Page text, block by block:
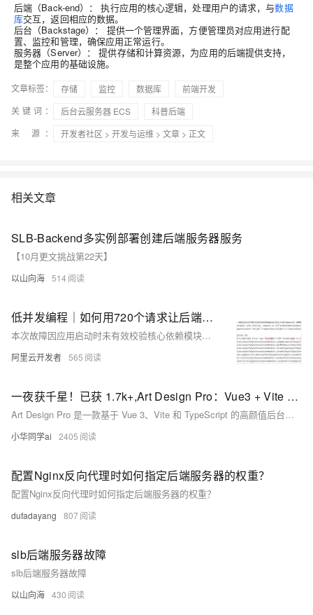
后端（Back-end）： 执行应用的核心逻辑，处理用户的请求，与数据
库交互，返回相应的数据。
后台（Backstage）： 提供一个管理界面，方便管理员对应用进行配
置、监控和管理，确保应用正常运行。
服务器（Server）： 提供存储和计算资源，为应用的后端提供支持，
是整个应用的基础设施。
文章标签： 存储 监控 数据库
前端开发
关键词：
后台云服务器 ECS
科普后端
来 源：
开发者社区 > 开发与运维 > 文章 > 正文
相关文章
SLB-Backend多实例部署创建后端服务器服务
【10月更文挑战第22天】
以山向海 514
低并发编程｜如何用720个请求让后端服务器瘫痪
本次故障因应用启动时未有效校验核心依赖模块初始化异常，导致后续请求处理中抛出无法捕获的错误，引发线程阻塞，最终耗尽HSF线程池，服务不可用。排查发现类初始化失败且异常未被正确处理，结合线程无限等待问题，确认为依赖初始化异常与流处理中断所致。修复措施包括加强启动校验、捕获Throwable及设置合理超时。总结指出，系统稳定性需从细节入手，防微杜渐，避免连锁故障。
阿里云开发者 565
一夜获千星！已获 1.7k+,Art Design Pro：Vue3 + Vite + TypeScript 打造的高颜值管理系统模板，这个让后端小哥直呼救命的后台系统
Art Design Pro 是一款基于 Vue 3、Vite 和 TypeScript 的高颜值后台管理系统模板，已获 1.7k+ 星标。项目专注于用户体验与视觉设计，支持主题切换、多语言、权限管理及图表展示等功能，内置常用业务组件，便于快速搭建现代化管理界面。其技术栈先进，开发体验流畅，适配多设备，满足企业级应用需求。项目地址：[GitHub](https://github.com/Daymychen/art-design-pro)。
小华同学ai 2405
配置Nginx反向代理时如何指定后端服务器的权重？
配置Nginx反向代理时如何指定后端服务器的权重？
dufadayang 807
slb后端服务器故障
slb后端服务器故障
以山向海 430